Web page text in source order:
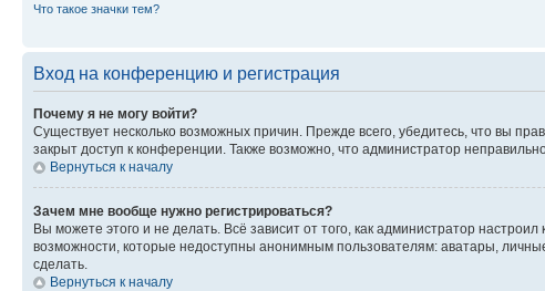
Что такое значки тем?
Вход на конференцию и регистрация
Почему я не могу войти?
Существует несколько возможных причин. Прежде всего, убедитесь, что вы
закрыт доступ к конференции. Также возможно, что администратор
Вернуться к началу
Зачем мне вообще нужно регистрироваться?
Вы можете этого и не делать. Всё зависит от того, как администратор
возможности, которые недоступны анонимным пользователям: аватары,
сделать.
Вернуться к началу